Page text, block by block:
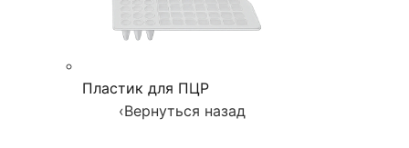
Пластик для ПЦР
‹Вернуться назад